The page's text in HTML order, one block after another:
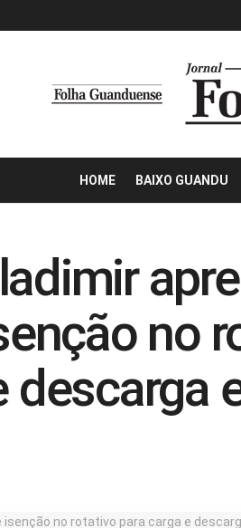
HOME BAIXO GUANDU
no
descarga